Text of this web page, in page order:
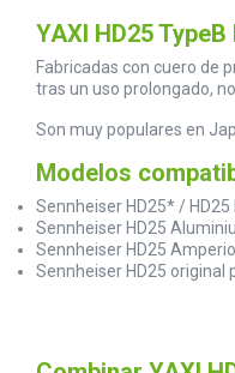
YAXI HD25
Fabricadas con cuero de
tras un uso prolongado,
Son muy populares en
Modelos
Sennheiser HD25* / HD25
Sennheiser HD25
Sennheiser HD25
Sennheiser HD25 original